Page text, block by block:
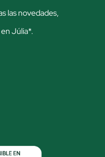
las novedades,
Júlia*.